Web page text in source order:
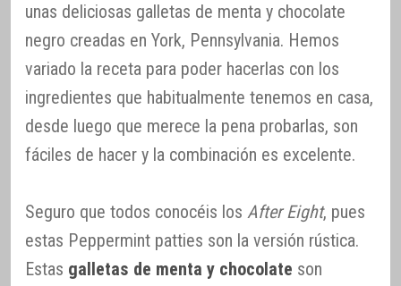
unas deliciosas galletas de menta y chocolate
negro creadas en York, Pennsylvania. Hemos
variado la receta para poder hacerlas con los
ingredientes que habitualmente tenemos en casa,
desde luego que merece la pena probarlas, son
fáciles de hacer y la combinación es excelente.
Seguro que todos conocéis los After Eight, pues
estas Peppermint patties son la versión rústica.
Estas galletas de menta y chocolate son